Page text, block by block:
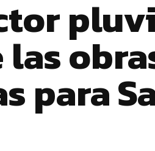
las
para